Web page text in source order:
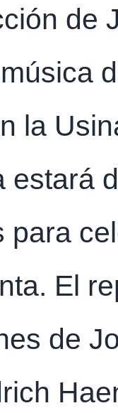
de
la
estará
para
El
de